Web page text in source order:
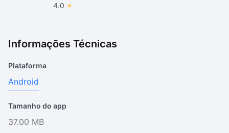
4.0
Informações Técnicas
Plataforma
Android
Tamanho do app
37.00 MB